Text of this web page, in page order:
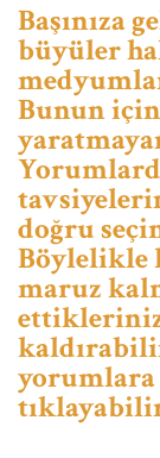
Başınıza
büyüler
Bunun
doğru
Böylelikle
maruz